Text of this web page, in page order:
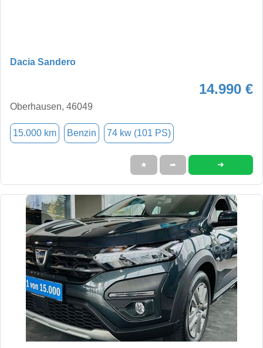
Dacia Sandero
14.990 €
Oberhausen, 46049
15.000 km Benzin 74 kw (101 PS)
★ ➦ ➜